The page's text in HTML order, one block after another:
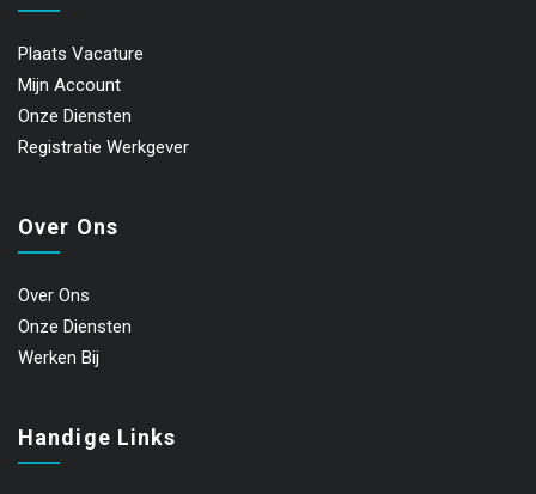
Plaats Vacature
Mijn Account
Onze Diensten
Registratie Werkgever
Over Ons
Over Ons
Onze Diensten
Werken Bij
Handige Links